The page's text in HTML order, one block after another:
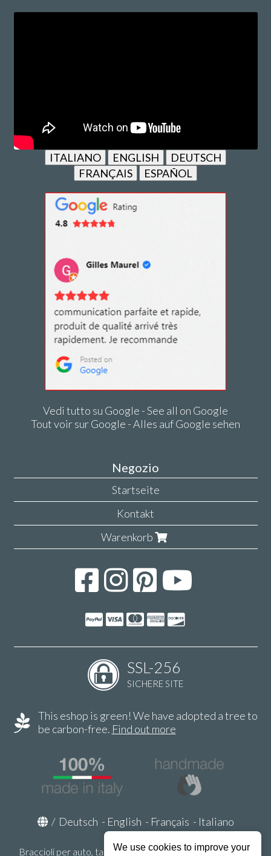
We use cookies to improve your
ITALIANO ENGLISH
DEUTSCH
FRANÇAIS
ESPAÑOL
Vedi tutto su Google - See all on Google
Tout voir sur Google - Alles auf Google sehen
Negozio
Startseite
Kontakt
Warenkorb
SSL-256
SICHERE SITE
This eshop is green! We have adopted a tree to
be carbon-free. Find out more
/ Deutsch - English - Français - Italiano
Braccioli per auto, tappeti auto, accessori auto MADE IN